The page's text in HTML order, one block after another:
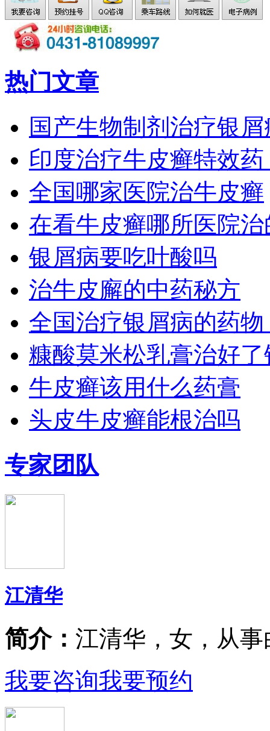
热门文章
国产生物制剂治疗银
印度治疗牛皮癣特效
全国哪家医院治牛皮癣
在看牛皮癣哪所医院
银屑病要吃叶酸吗
治牛皮廨的中药秘方
全国治疗银屑病的药
糠酸莫米松乳膏治好
牛皮癣该用什么药膏
头皮牛皮癣能根治吗
专家团队
江清华
简介： 江清华，女，从事
我要咨询我要预约